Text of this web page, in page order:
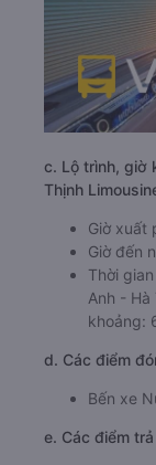
c. Lộ trình, giờ
Thịnh
Giờ xuất
Giờ đến
Thời
Anh -
khoảng:
d. Các điểm
Bến xe
e. Các điểm